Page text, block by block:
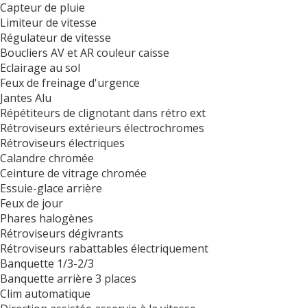
Capteur de pluie
Limiteur de vitesse
Régulateur de vitesse
Boucliers AV et AR couleur caisse
Eclairage au sol
Feux de freinage d'urgence
Jantes Alu
Répétiteurs de clignotant dans rétro ext
Rétroviseurs extérieurs électrochromes
Rétroviseurs électriques
Calandre chromée
Ceinture de vitrage chromée
Essuie-glace arrière
Feux de jour
Phares halogènes
Rétroviseurs dégivrants
Rétroviseurs rabattables électriquement
Banquette 1/3-2/3
Banquette arrière 3 places
Clim automatique